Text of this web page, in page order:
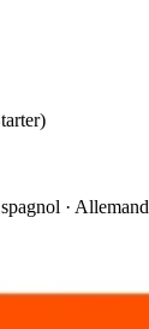
· Allemand